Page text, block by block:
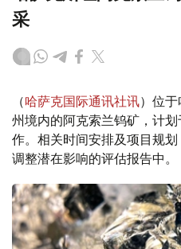
采
（哈萨克国际通讯社讯）位
州境内的阿克索兰钨矿，计
作。相关时间安排及项目规
调整潜在影响的评估报告中。